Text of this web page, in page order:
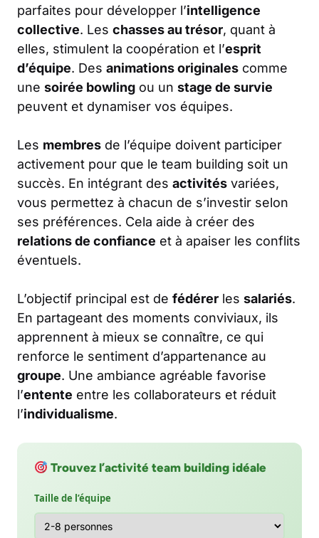
parfaites pour développer l’intelligence
collective. Les chasses au trésor, quant à
elles, stimulent la coopération et l’esprit
d’équipe. Des animations originales comme
une soirée bowling ou un stage de survie
peuvent et dynamiser vos équipes.
Les membres de l’équipe doivent participer
activement pour que le team building soit un
succès. En intégrant des activités variées,
vous permettez à chacun de s’investir selon
ses préférences. Cela aide à créer des
relations de confiance et à apaiser les conflits
éventuels.
L’objectif principal est de fédérer les salariés.
En partageant des moments conviviaux, ils
apprennent à mieux se connaître, ce qui
renforce le sentiment d’appartenance au
groupe. Une ambiance agréable favorise
l’entente entre les collaborateurs et réduit
l’individualisme.
Trouvez l’activité team building idéale
Taille de l’équipe